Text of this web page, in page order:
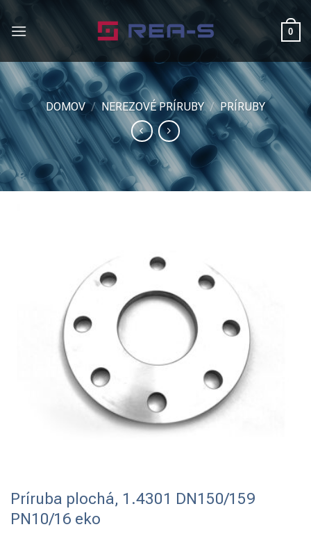
0
DOMOV / NEREZOVÉ PRÍRUBY / PRÍRUBY
Príruba plochá, 1.4301 DN150/159
PN10/16 eko